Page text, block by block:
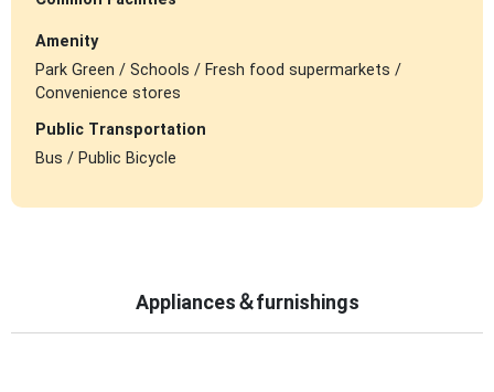
Amenity
Park Green / Schools / Fresh food supermarkets /
Convenience stores
Public Transportation
Bus / Public Bicycle
Appliances＆furnishings